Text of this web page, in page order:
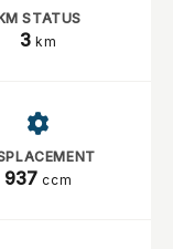
STATUS
3km
937 ccm